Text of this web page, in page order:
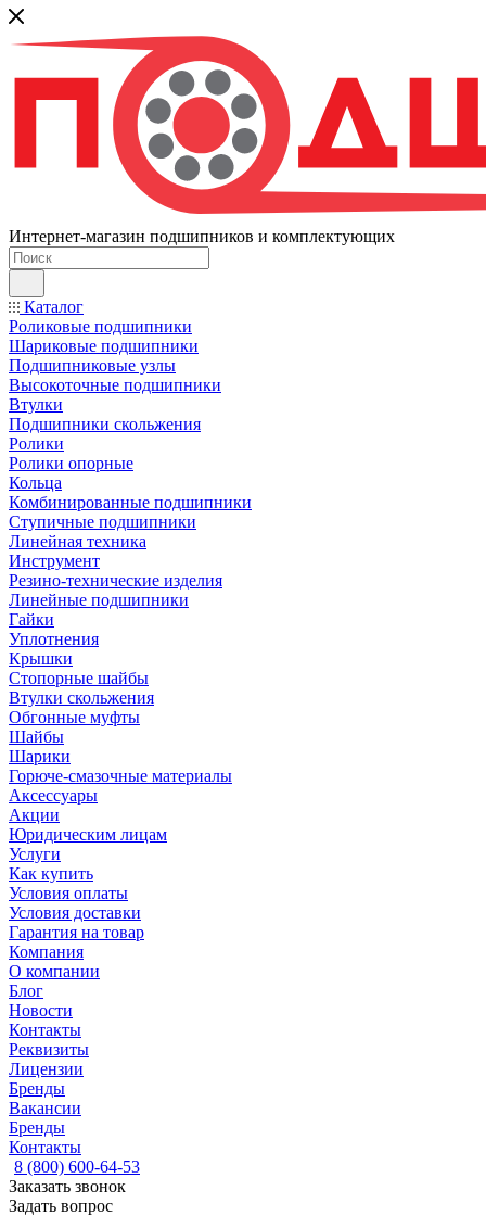
Интернет-магазин подшипников и комплектующих
Каталог
Роликовые подшипники
Шариковые подшипники
Подшипниковые узлы
Высокоточные подшипники
Втулки
Подшипники скольжения
Ролики
Ролики опорные
Кольца
Комбинированные подшипники
Ступичные подшипники
Линейная техника
Инструмент
Резино-технические изделия
Линейные подшипники
Гайки
Уплотнения
Крышки
Стопорные шайбы
Втулки скольжения
Обгонные муфты
Шайбы
Шарики
Горюче-смазочные материалы
Аксессуары
Акции
Юридическим лицам
Услуги
Как купить
Условия оплаты
Условия доставки
Гарантия на товар
Компания
О компании
Блог
Новости
Контакты
Реквизиты
Лицензии
Бренды
Вакансии
Бренды
Контакты
8 (800) 600-64-53
Заказать звонок
Задать вопрос